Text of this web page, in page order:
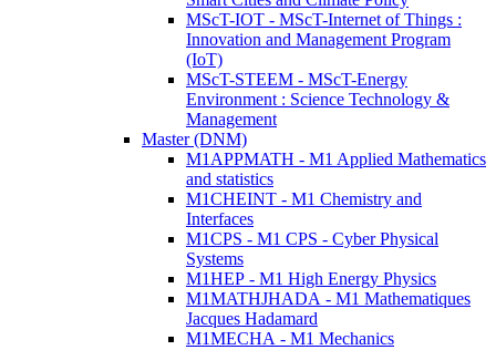
MScT-IOT - MScT-Internet of Things :
Innovation and Management Program
(IoT)
MScT-STEEM - MScT-Energy
Environment : Science Technology &
Management
Master (DNM)
M1APPMATH - M1 Applied Mathematics
and statistics
M1CHEINT - M1 Chemistry and
Interfaces
M1CPS - M1 CPS - Cyber Physical
Systems
M1HEP - M1 High Energy Physics
M1MATHJHADA - M1 Mathematiques
Jacques Hadamard
M1MECHA - M1 Mechanics